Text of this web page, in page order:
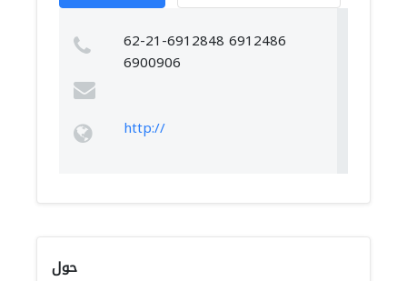
62-21-6912848 6912486
6900906
http://
حول